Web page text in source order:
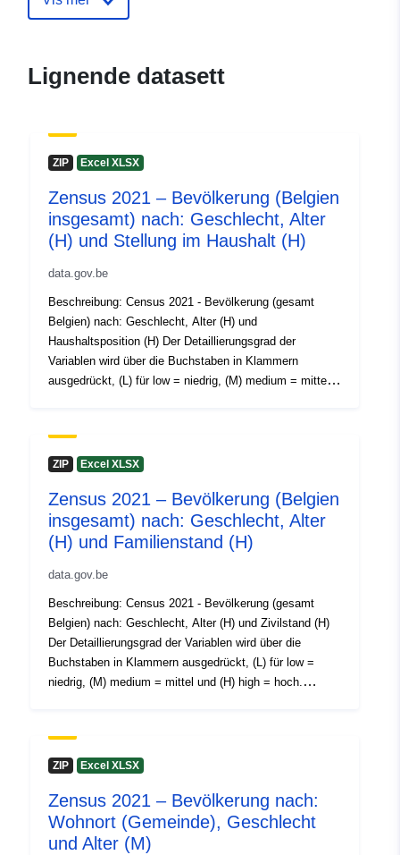
Hjemmeside:
E-post:
mailto:statbel@economie.fgov.be
Norsk: https://statbel.fgov.be/de
https://statbel.fgov.be/en
Katalogopptak: Lagt til data.europa.eu:
January 2025
Romslig:
[ 2.54, 49.49 ], [ 2.54, 51.51 ]
]
Polygon
Identifikatorer: NodeID5619
uriRef: http://data.europa.eu/88u/dataset/
Tilgangsrettighet
public
coverage:
01 January 2021
- 31 December 2021
Lignende datasett
ZIP Excel XLSX
Zensus 2021 – Bevölkerung (Belgien
insgesamt) nach: Geschlecht, Alter
(H) und Stellung im Haushalt (H)
data.gov.be
Beschreibung: Census 2021 - Bevölkerung (gesamt
Belgien) nach: Geschlecht, Alter (H) und
Haushaltsposition (H) Der Detaillierungsgrad der
Variablen wird über die Buchstaben in Klammern
ausgedrückt, (L) für low = niedrig, (M) medium = mittel
Nr. 2017/543, Verordnung (EG) Nr. 763/2008 Weitere
Informationen, Daten und Veröffentlichungen zu diesem
ZIP Excel XLSX
Zensus 2021 – Bevölkerung (Belgien
insgesamt) nach: Geschlecht, Alter
(H) und Familienstand (H)
data.gov.be
Beschreibung: Census 2021 - Bevölkerung (gesamt
Belgien) nach: Geschlecht, Alter (H) und Zivilstand (H)
Der Detaillierungsgrad der Variablen wird über die
Buchstaben in Klammern ausgedrückt, (L) für low =
niedrig, (M) medium = mittel und (H) high = hoch.
(EG) Nr. 763/2008 Weitere Informationen, Daten und
Veröffentlichungen zu diesem Thema finden Sie auf
ZIP Excel XLSX
Zensus 2021 – Bevölkerung nach:
Wohnort (Gemeinde), Geschlecht
und Alter (M)